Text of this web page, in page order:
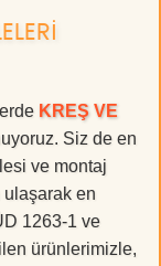
KREŞ VE
Siz de en
ve montaj
ulaşarak en
1263-1 ve
ürünlerimizle,